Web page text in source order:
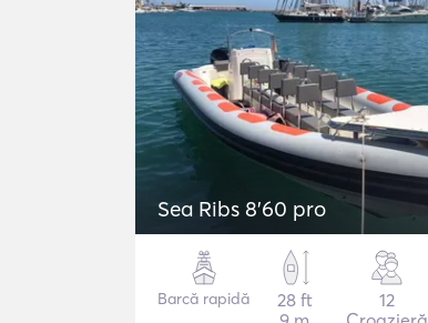
Sea Ribs 8'60 pro
Barcă rapidă
28 ft
12